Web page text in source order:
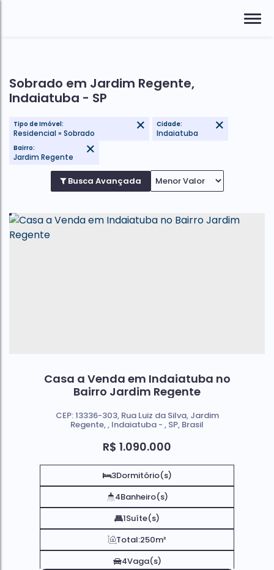
Sobrado em Jardim Regente,
Indaiatuba - SP
Tipo de Imóvel:
Residencial » Sobrado
Cidade:
Jardim Regente
Busca Avançada
Casa a Venda em Indaiatuba no
Bairro Jardim Regente
R$ 1.090.000
CEP: 13336-303, Rua Luiz da Silva, Jardim
Regente , Indaiatuba , SP, Brasil
3Dormitório(s)
4Banheiro(s)
1Suíte(s)
Total:250m²
4Vaga(s)